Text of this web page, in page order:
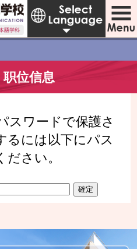
位信息
スワードで保護さ
るには以下にパス
さい。